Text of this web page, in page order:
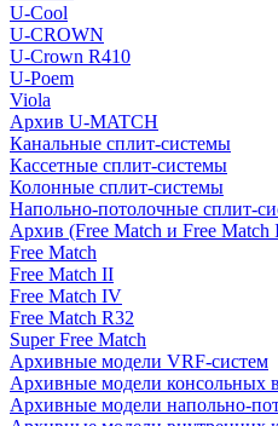
U-Cool
U-CROWN
U-Crown R410
U-Poem
Viola
Архив U-MATCH
Канальные сплит-системы
Кассетные сплит-системы
Колонные сплит-системы
Напольно-потолочные сплит-
Архив (Free Match и Free Match
Free Match
Free Match II
Free Match IV
Free Match R32
Super Free Match
Архивные модели VRF-систем
Архивные модели консольных
Архивные модели напольно-